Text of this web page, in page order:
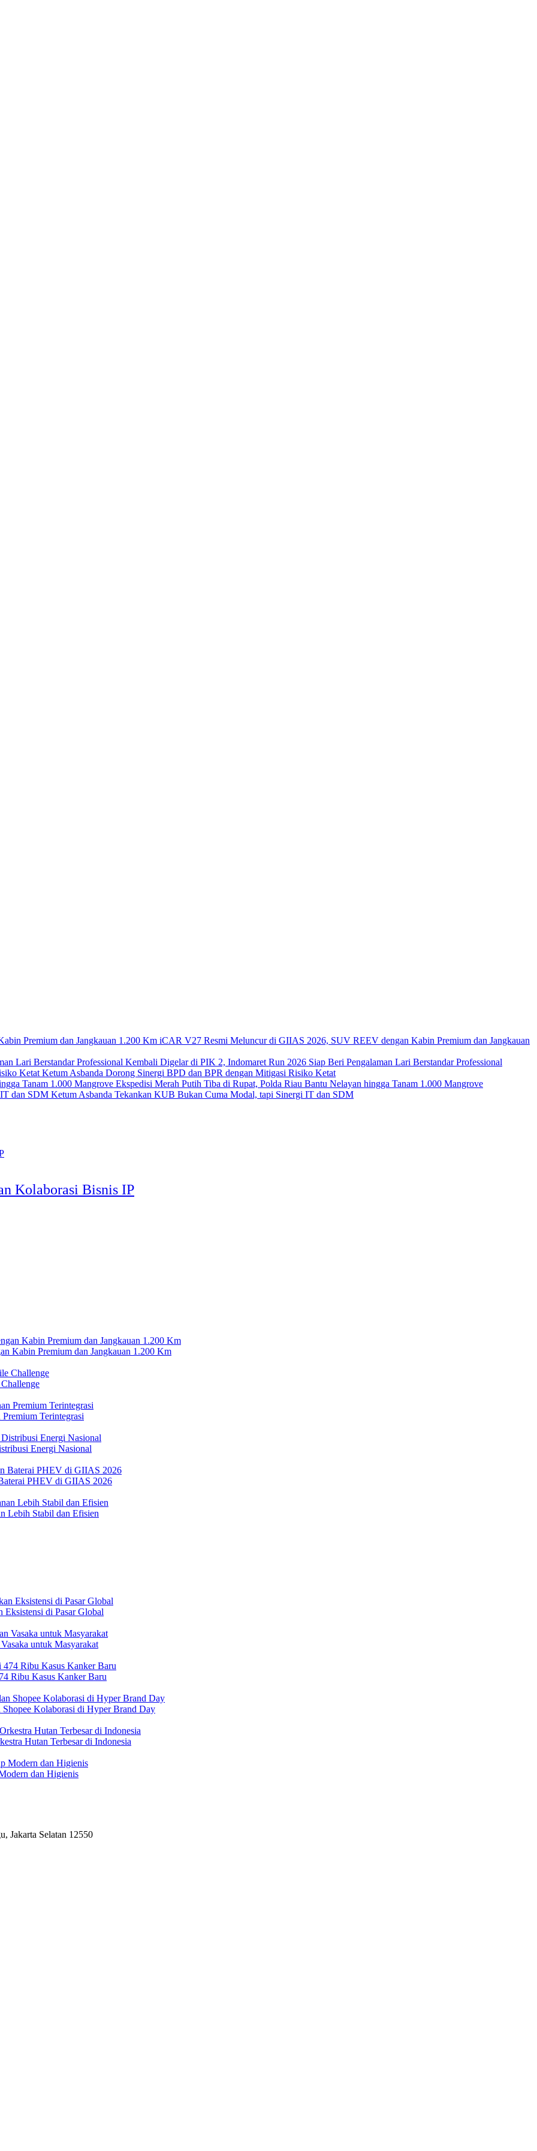
iCAR V27 Resmi Meluncur di GIIAS 2026, SUV REEV dengan Kabin Premium dan Jangkauan
Kembali Digelar di PIK 2, Indomaret Run 2026 Siap Beri Pengalaman Lari Berstandar Professional
Ketum Asbanda Dorong Sinergi BPD dan BPR dengan Mitigasi Risiko Ketat
Ekspedisi Merah Putih Tiba di Rupat, Polda Riau Bantu Nelayan hingga Tanam 1.000 Mangrove
Ketum Asbanda Tekankan KUB Bukan Cuma Modal, tapi Sinergi IT dan SDM
Kolaborasi Bisnis IP
Kabin Premium dan Jangkauan 1.200 Km
Terintegrasi
Energi Nasional
PHEV di GIIAS 2026
Lebih Stabil dan Efisien
di Pasar Global
untuk Masyarakat
Ribu Kasus Kanker Baru
Kolaborasi di Hyper Brand Day
Hutan Terbesar di Indonesia
dan Higienis
Jakarta Selatan 12550